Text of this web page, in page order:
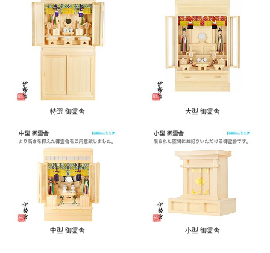
特選 御霊舎 大型 御霊舎
中型 御霊舎 小型 御霊舎